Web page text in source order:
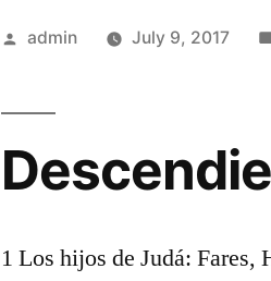
Posted
admin July 9, 2017
1 Los hijos de Judá: